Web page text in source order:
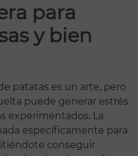
para
y bien
patatas es un arte, pero
puede generar estrés
experimentados. La
específicamente para
conseguir